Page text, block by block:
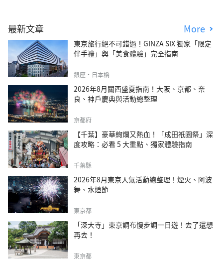
最新文章 More
東京旅行絕不可錯過！GINZA SIX 獨家「限定
伴手禮」與「美食體驗」完全指南
銀座・日本橋
2026年8月關西盛夏指南！大阪、京都、奈
良、神戶慶典與活動總整理
京都府
【千葉】豪華絢爛又熱血！「成田祇園祭」深
度攻略：必看 5 大重點、獨家體驗指南
千葉縣
2026年8月東京人氣活動總整理！煙火、阿波
舞、水燈節
東京都
「深大寺」東京調布慢步調一日遊！去了還想
再去！
東京都